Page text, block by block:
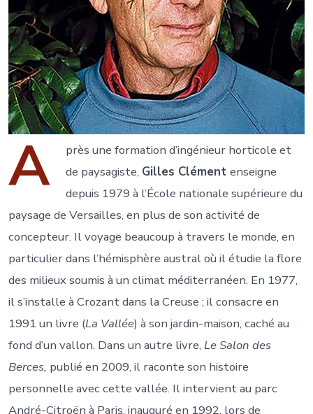
A
près une formation d’ingénieur horticole et
de paysagiste, Gilles Clément enseigne
depuis 1979 à l’École nationale supérieure du
paysage de Versailles, en plus de son activité de
concepteur. Il voyage beaucoup à travers le monde, en
particulier dans l’hémisphère austral où il étudie la flore
des milieux soumis à un climat méditerranéen. En 1977,
il s’installe à Crozant dans la Creuse ; il consacre en
1991 un livre (La Vallée) à son jardin-maison, caché au
fond d’un vallon. Dans un autre livre, Le Salon des
Berces, publié en 2009, il raconte son histoire
personnelle avec cette vallée. Il intervient au parc
André-Citroën à Paris, inauguré en 1992, lors de